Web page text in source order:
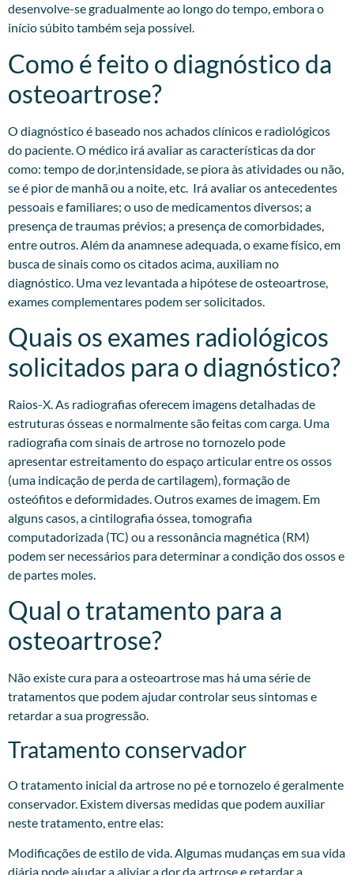
desenvolve-se gradualmente ao longo do tempo, embora o
início súbito também seja possível.
Como é feito o diagnóstico da
osteoartrose?
O diagnóstico é baseado nos achados clínicos e radiológicos
do paciente. O médico irá avaliar as características da dor
como: tempo de dor,intensidade, se piora às atividades ou não,
se é pior de manhã ou a noite, etc. Irá avaliar os antecedentes
pessoais e familiares; o uso de medicamentos diversos; a
presença de traumas prévios; a presença de comorbidades,
entre outros. Além da anamnese adequada, o exame físico, em
busca de sinais como os citados acima, auxiliam no
diagnóstico. Uma vez levantada a hipótese de osteoartrose,
exames complementares podem ser solicitados.​
Quais os exames radiológicos
solicitados para o diagnóstico?
Raios-X. As radiografias oferecem imagens detalhadas de
estruturas ósseas e normalmente são feitas com carga. Uma
radiografia com sinais de artrose no tornozelo pode
apresentar estreitamento do espaço articular entre os ossos
(uma indicação de perda de cartilagem), formação de
osteófitos e deformidades. Outros exames de imagem. Em
alguns casos, a cintilografia óssea, tomografia
computadorizada (TC) ou a ressonância magnética (RM)
podem ser necessários para determinar a condição dos ossos e
de partes moles.
Qual o tratamento para a
osteoartrose?
Não existe cura para a osteoartrose mas há uma série de
tratamentos que podem ajudar controlar seus sintomas e
retardar a sua progressão.
Tratamento conservador
O tratamento inicial da artrose no pé e tornozelo é geralmente
conservador. Existem diversas medidas que podem auxiliar
neste tratamento, entre elas:
Modificações de estilo de vida. Algumas mudanças em sua vida
diária pode ajudar a aliviar a dor da artrose e retardar a